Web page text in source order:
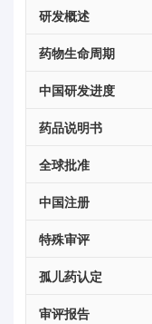
研发概述
药物生命周期
中国研发进度
药品说明书
全球批准
中国注册
特殊审评
孤儿药认定
审评报告